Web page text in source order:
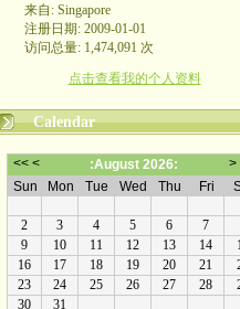
来自: Singapore
注册日期: 2009-01-01
访问总量: 1,474,091 次
点击查看我的个人资料
Calendar